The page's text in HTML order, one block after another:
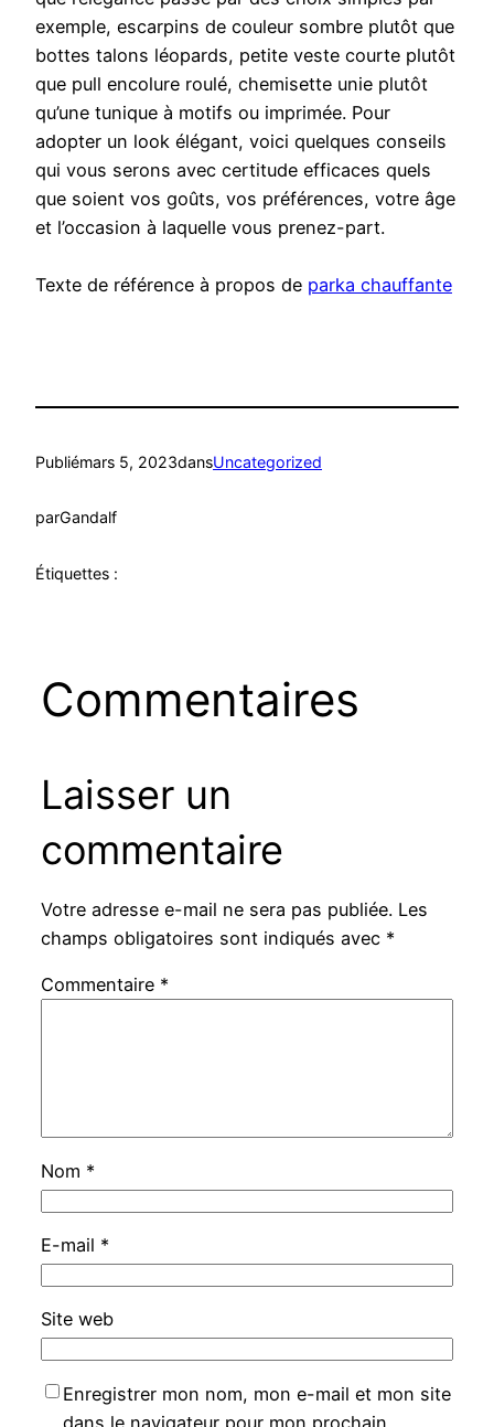
exemple, escarpins de couleur sombre plutôt que
bottes talons léopards, petite veste courte plutôt
que pull encolure roulé, chemisette unie plutôt
qu’une tunique à motifs ou imprimée. Pour
adopter un look élégant, voici quelques conseils
qui vous serons avec certitude efficaces quels
que soient vos goûts, vos préférences, votre âge
et l’occasion à laquelle vous prenez-part.
Texte de référence à propos de parka chauffante
Publiémars 5, 2023dansUncategorized
parGandalf
Étiquettes :
Commentaires
Laisser un
commentaire
Votre adresse e-mail ne sera pas publiée. Les
champs obligatoires sont indiqués avec *
Commentaire *
Nom *
E-mail *
Site web
Enregistrer mon nom, mon e-mail et mon site
dans le navigateur pour mon prochain